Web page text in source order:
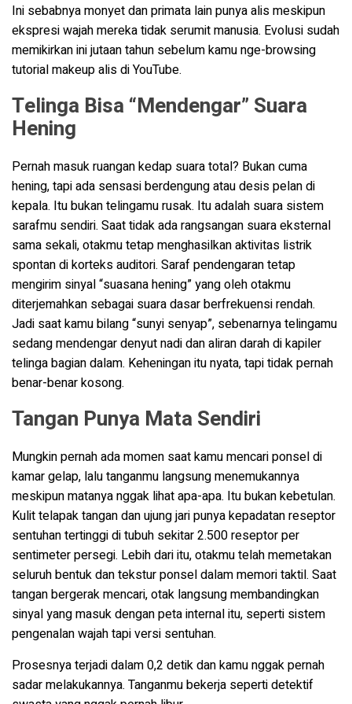
Ini sebabnya monyet dan primata lain punya alis meskipun
ekspresi wajah mereka tidak serumit manusia. Evolusi sudah
memikirkan ini jutaan tahun sebelum kamu nge-browsing
tutorial makeup alis di YouTube.
Telinga Bisa “Mendengar” Suara
Hening
Pernah masuk ruangan kedap suara total? Bukan cuma
hening, tapi ada sensasi berdengung atau desis pelan di
kepala. Itu bukan telingamu rusak. Itu adalah suara sistem
sarafmu sendiri. Saat tidak ada rangsangan suara eksternal
sama sekali, otakmu tetap menghasilkan aktivitas listrik
spontan di korteks auditori. Saraf pendengaran tetap
mengirim sinyal “suasana hening” yang oleh otakmu
diterjemahkan sebagai suara dasar berfrekuensi rendah.
Jadi saat kamu bilang “sunyi senyap”, sebenarnya telingamu
sedang mendengar denyut nadi dan aliran darah di kapiler
telinga bagian dalam. Keheningan itu nyata, tapi tidak pernah
benar-benar kosong.
Tangan Punya Mata Sendiri
Mungkin pernah ada momen saat kamu mencari ponsel di
kamar gelap, lalu tanganmu langsung menemukannya
meskipun matanya nggak lihat apa-apa. Itu bukan kebetulan.
Kulit telapak tangan dan ujung jari punya kepadatan reseptor
sentuhan tertinggi di tubuh sekitar 2.500 reseptor per
sentimeter persegi. Lebih dari itu, otakmu telah memetakan
seluruh bentuk dan tekstur ponsel dalam memori taktil. Saat
tangan bergerak mencari, otak langsung membandingkan
sinyal yang masuk dengan peta internal itu, seperti sistem
pengenalan wajah tapi versi sentuhan.
Prosesnya terjadi dalam 0,2 detik dan kamu nggak pernah
sadar melakukannya. Tanganmu bekerja seperti detektif